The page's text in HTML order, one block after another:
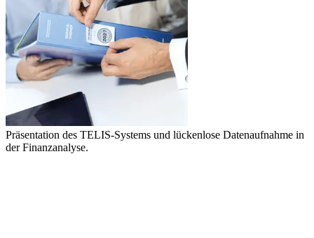
Präsentation des TELIS-Systems und lückenlose Datenaufnahme in
der Finanzanalyse.